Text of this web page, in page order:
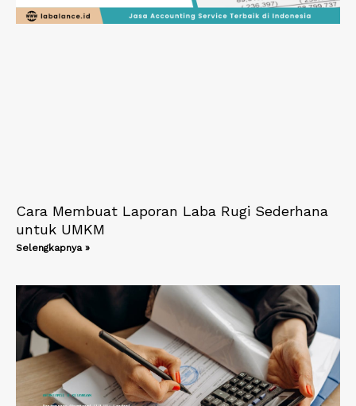
Cara Membuat Laporan Laba Rugi Sederhana
untuk UMKM
Selengkapnya »